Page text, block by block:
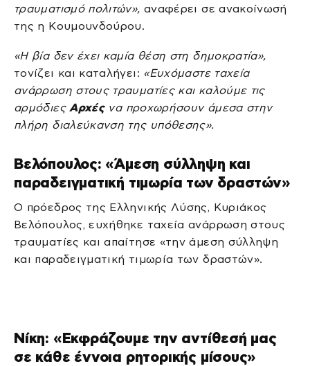
τραυματισμό πολιτών», αναφέρει σε ανακοίνωσή
της η Κουμουνδούρου.
«Η βία δεν έχει καμία θέση στη δημοκρατία»,
τονίζει και καταλήγει: «Ευχόμαστε ταχεία
ανάρρωση στους τραυματίες και καλούμε τις
αρμόδιες Αρχέςνα προχωρήσουν άμεσα στην
πλήρη διαλεύκανση της υπόθεσης».
Βελόπουλος: «Άμεση σύλληψη και
παραδειγματική τιμωρία των δραστών»
Ο πρόεδρος της Ελληνικής Λύσης, Κυριάκος
Βελόπουλος, ευχήθηκε ταχεία ανάρρωση στους
τραυματίες και απαίτησε «την άμεση σύλληψη
και παραδειγματική τιμωρία των δραστών».
Νίκη: «Εκφράζουμε την αντίθεσή μας
σε κάθε έννοια ρητορικής μίσους»